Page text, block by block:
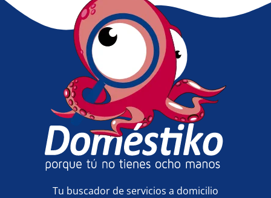
Tu buscador de servicios a domicilio